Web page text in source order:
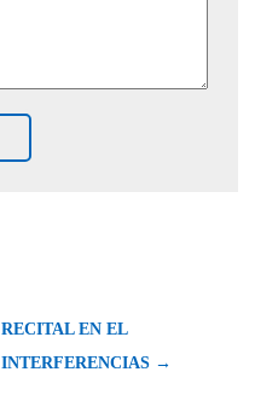
RECITAL EN EL
INTERFERENCIAS →